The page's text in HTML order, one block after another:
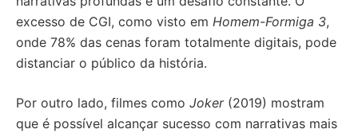
excesso de CGI, como visto em Homem-Formiga 3,
onde 78% das cenas foram totalmente digitais, pode
distanciar o público da história.
Por outro lado, filmes como Joker(2019) mostram
que é possível alcançar sucesso com narrativas mais